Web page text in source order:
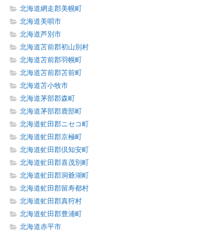
北海道網走郡美幌町
北海道美唄市
北海道芦別市
北海道苫前郡初山別村
北海道苫前郡羽幌町
北海道苫前郡苫前町
北海道苫小牧市
北海道茅部郡森町
北海道茅部郡鹿部町
北海道虻田郡ニセコ町
北海道虻田郡京極町
北海道虻田郡倶知安町
北海道虻田郡喜茂別町
北海道虻田郡洞爺湖町
北海道虻田郡留寿都村
北海道虻田郡真狩村
北海道虻田郡豊浦町
北海道赤平市